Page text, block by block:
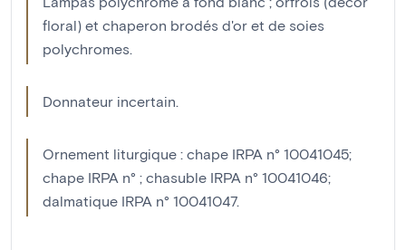
floral) et chaperon brodés d'or et de soies
polychromes.
Donnateur incertain.
Ornement liturgique : chape IRPA n° 10041045;
chape IRPA n° ; chasuble IRPA n° 10041046;
dalmatique IRPA n° 10041047.